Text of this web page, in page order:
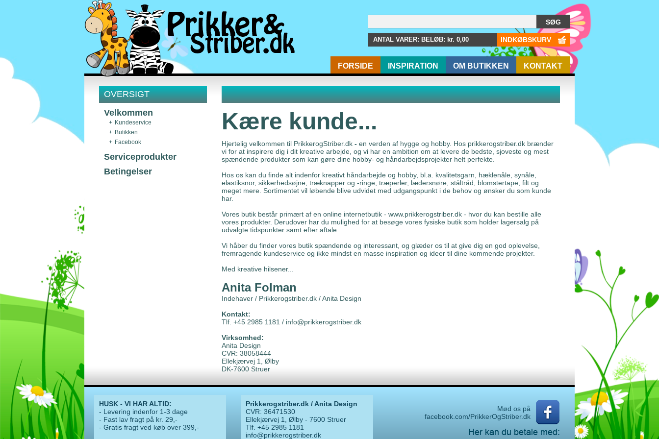
FORSIDE INSPIRATION OM BUTIKKEN KONTAKT
ANTAL VARER: BELØB: kr. 0,00 INDKØBSKURV
OVERSIGT
Velkommen
Kundeservice
Butikken
Facebook
Serviceprodukter
Betingelser
Kære kunde...
Hjertelig velkommen til PrikkerogStriber.dk - en verden af hygge og hobby. Hos prikkerogstriber.dk brænder
vi for at inspirere dig i dit kreative arbejde, og vi har en ambition om at levere de bedste, sjoveste og mest
spændende produkter som kan gøre dine hobby- og håndarbejdsprojekter helt perfekte.
Hos os kan du finde alt indenfor kreativt håndarbejde og hobby, bl.a. kvalitetsgarn, hæklenåle, synåle,
elastiksnor, sikkerhedsøjne, træknapper og -ringe, træperler, lædersnøre, ståltråd, blomstertape, filt og
meget mere. Sortimentet vil løbende blive udvidet med udgangspunkt i de behov og ønsker du som kunde
har.
Vores butik består primært af en online internetbutik - www.prikkerogstriber.dk - hvor du kan bestille alle
vores produkter. Derudover har du mulighed for at besøge vores fysiske butik som holder lagersalg på
udvalgte tidspunkter samt efter aftale.
Vi håber du finder vores butik spændende og interessant, og glæder os til at give dig en god oplevelse,
fremragende kundeservice og ikke mindst en masse inspiration og ideer til dine kommende projekter.
Med kreative hilsener...
Anita Folman
Indehaver / Prikkerogstriber.dk / Anita Design
Kontakt:
Tlf. +45 2985 1181 / info@prikkerogstriber.dk
Virksomhed:
Anita Design
CVR: 38058444
Ellekjærvej 1, Ølby
DK-7600 Struer
HUSK - VI HAR ALTID:
- Levering indenfor 1-3 dage
- Fast lav fragt på kr. 29,-
- Gratis fragt ved køb over 399,-
Prikkerogstriber.dk / Anita Design
CVR: 36471530
Ellekjærvej 1, Ølby - 7600 Struer
Tlf. +45 2985 1181
info@prikkerogstriber.dk
Mød os på
facebook.com/PrikkerOgStriber.dk